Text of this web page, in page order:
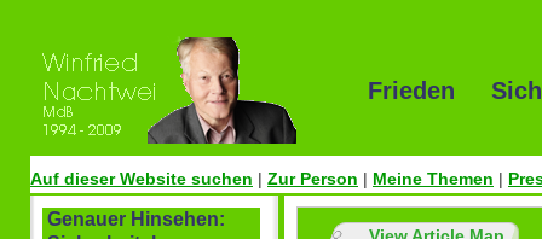
Frieden
Auf dieser Website suchen | Zur Person | Meine Themen |
Genauer Hinsehen: